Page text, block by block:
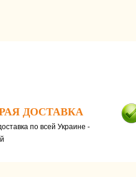
ДОСТАВКА
по всей Украине -